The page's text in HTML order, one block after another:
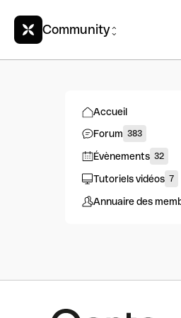
Community
Accueil
Forum 383
Évènements 32
Tutoriels vidéos 7
Annuaire des